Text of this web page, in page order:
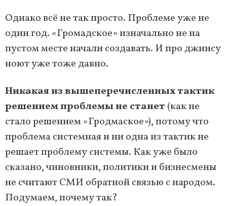
Однако всё не так просто. Проблеме уже не
один год. «Громадское» изначально не на
пустом месте начали создавать. И про джинсу
ноют уже тоже давно.
Никакая из вышеперечисленных тактик
решением проблемы не станет(как не
стало решением «Гродмаское»), потому что
проблема системная и ни одна из тактик не
решает проблему системы. Как уже было
сказано, чиновники, политики и бизнесмены
не считают СМИ обратной связью с народом.
Подумаем, почему так?